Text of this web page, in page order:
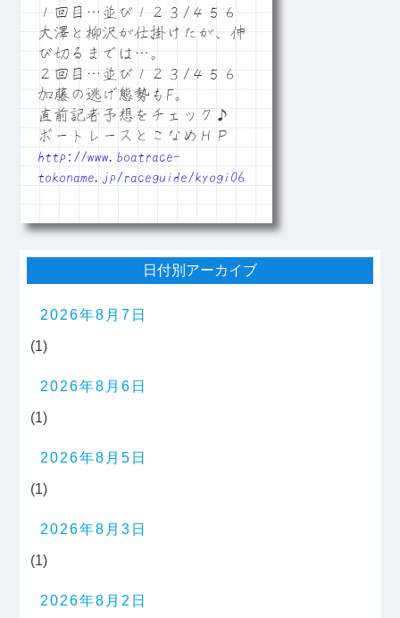
１回目…並び１２３/４５６
大澤と柳沢が仕掛けたが、伸
び切るまでは…。
２回目…並び１２３/４５６
加藤の逃げ態勢もF。
直前記者予想をチェック♪
ボートレースとこなめＨＰ
http://www.boatrace-
tokoname.jp/raceguide/kyogi06
日付別アーカイブ
2026年8月7日
(1)
2026年8月6日
(1)
2026年8月5日
(1)
2026年8月3日
(1)
2026年8月2日